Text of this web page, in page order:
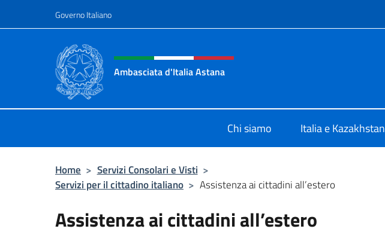
Governo Italiano
Intestazione sito, social e menù
Ambasciata d'Italia Astana
Chi siamo Italia e Kazakhstan
Home > Servizi Consolari e Visti >
Servizi per il cittadino italiano > Assistenza ai cittadini all’estero
Assistenza ai cittadini all’estero